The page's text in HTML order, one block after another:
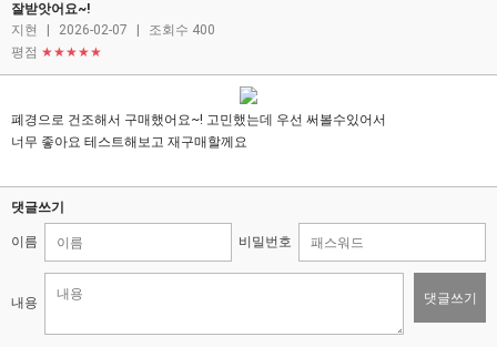
잘받앗어요~!
지현
2026-02-07
조회수 400
평점 ★★★★★
폐경으로 건조해서 구매했어요~! 고민했는데 우선 써볼수있어서
너무 좋아요 테스트해보고 재구매할께요
댓글쓰기
이름 비밀번호
내용 댓글쓰기